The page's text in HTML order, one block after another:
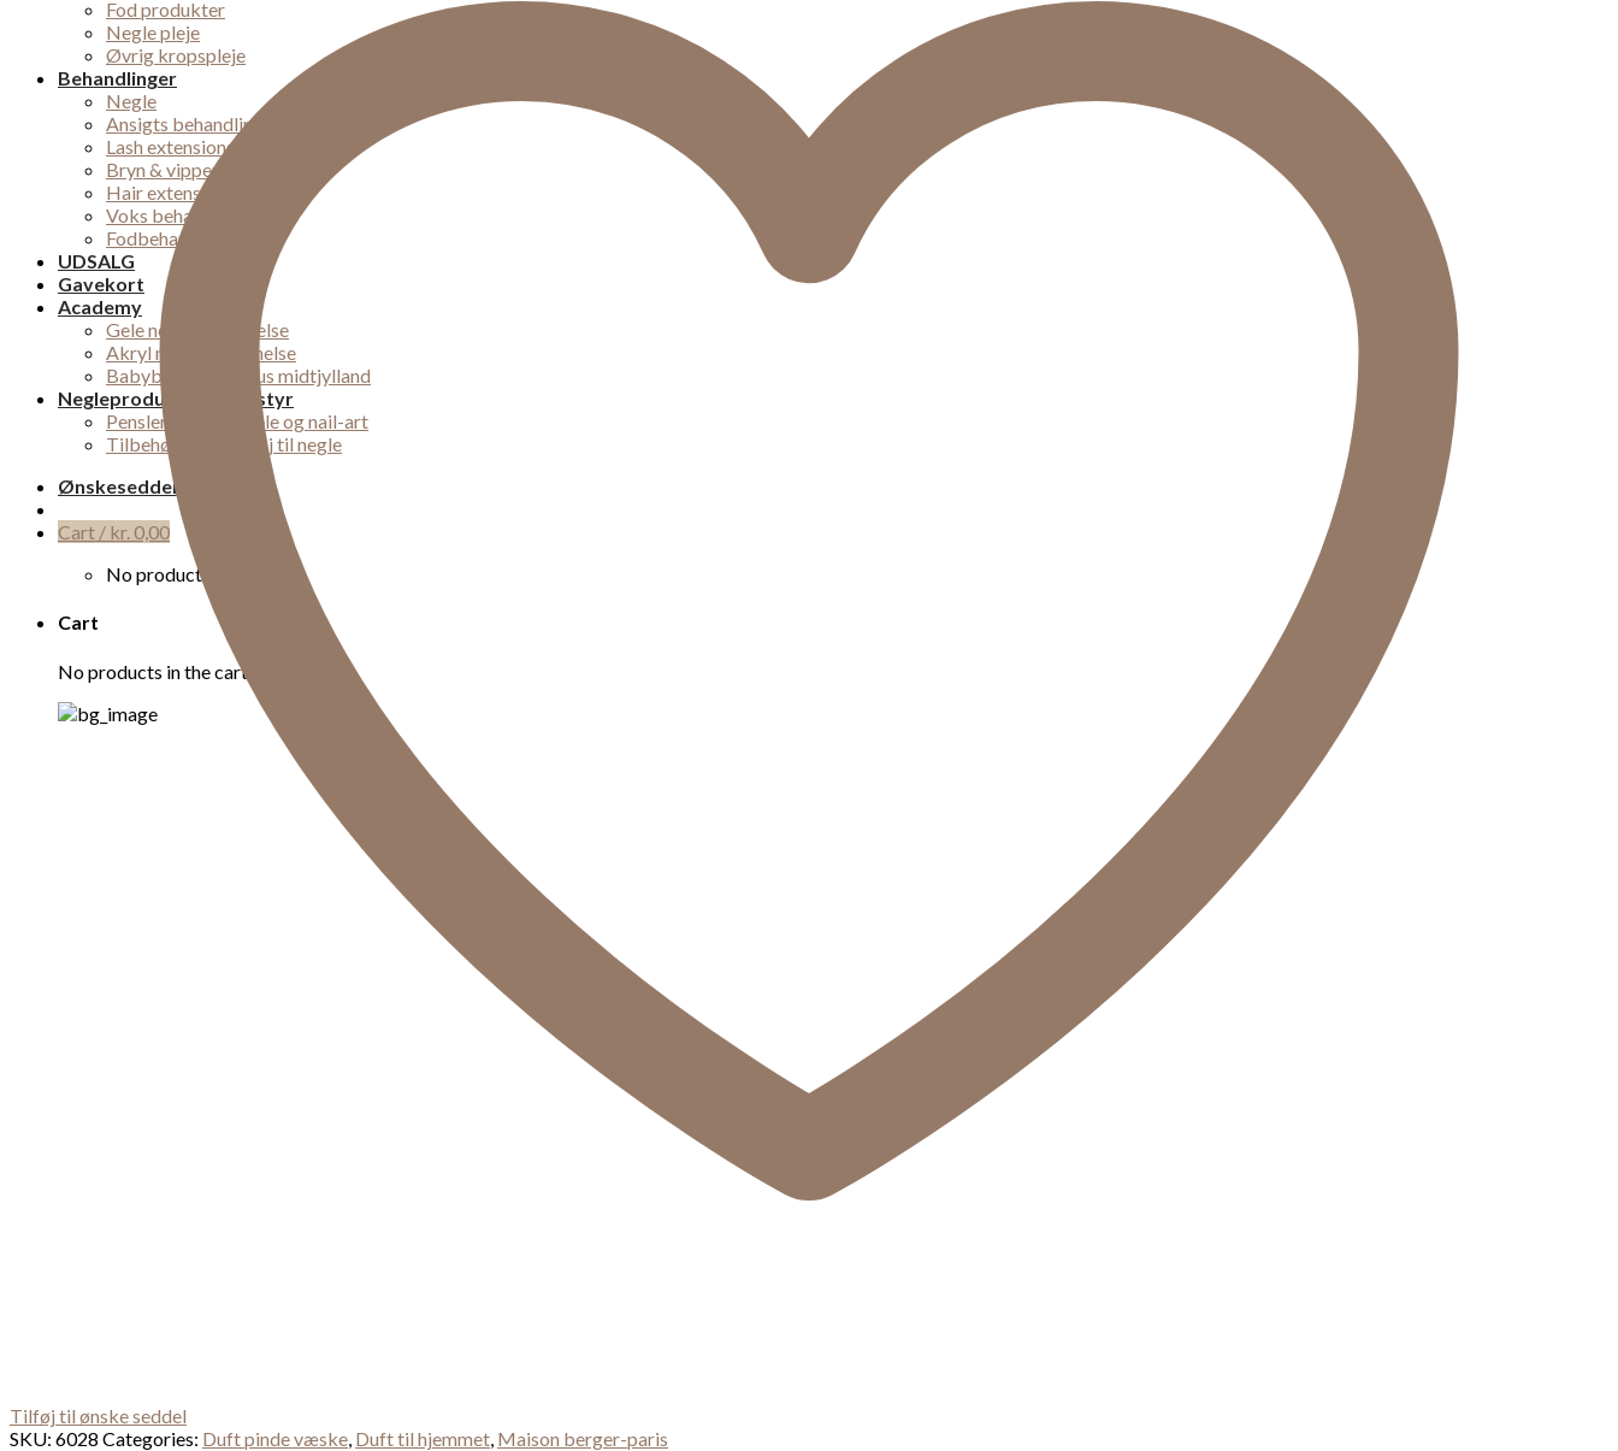
Fod produkter
Negle pleje
Øvrig kropspleje
Behandlinger
Negle
Ansigts behandlinger
Lash extensions
Bryn & vipper
Hair extensions
Voks behandling
Fodbehandlinger
UDSALG
Gavekort
Academy
Gele negle uddannelse
Akryl negle uddannelse
Babyboomer kursus midtjylland
Negleprodukter og udstyr
Pensler til Akryl, gele og nail-art
Tilbehør og værktøj til negle
Ønskeseddel
Cart / kr.0,00
No products in the cart.
Cart
No products in the cart.
Tilføj til ønske seddel
SKU: 6028 Categories: Duft pinde væske, Duft til hjemmet, Maison berger-paris